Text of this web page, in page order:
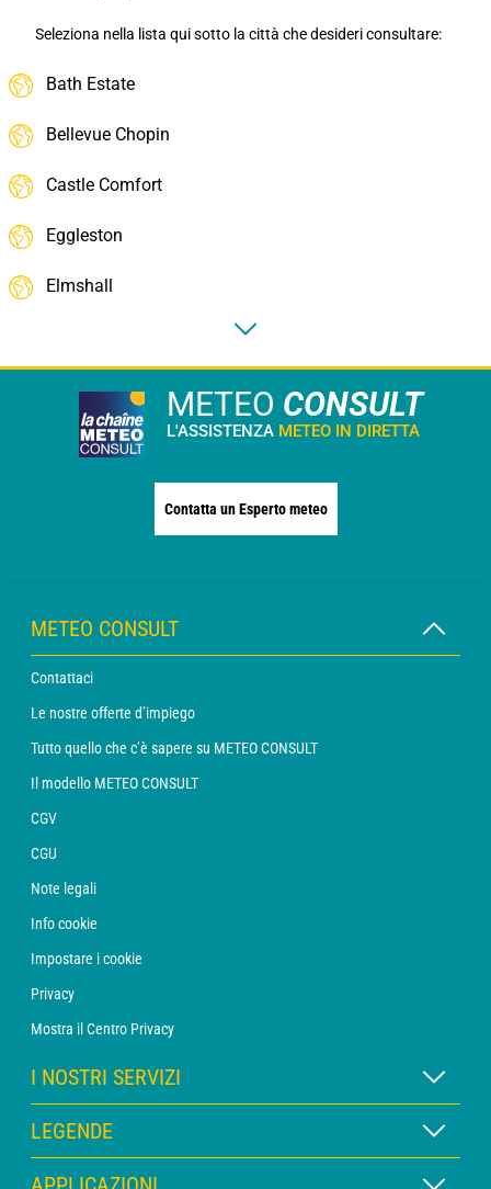
Seleziona nella lista qui sotto la città che desideri consultare:
Bath Estate
Bellevue Chopin
Castle Comfort
Eggleston
Elmshall
METEO CONSULT
L'ASSISTENZA METEO IN DIRETTA
Contatta un Esperto meteo
METEO CONSULT
Contattaci
Le nostre offerte d’impiego
Tutto quello che c’è sapere su METEO CONSULT
Il modello METEO CONSULT
CGV
CGU
Note legali
Info cookie
Impostare i cookie
Privacy
Mostra il Centro Privacy
I NOSTRI SERVIZI
Abbonamento METEO Xpert
Abbonamento METEO PRO
LEGENDE
Legenda delle mappe